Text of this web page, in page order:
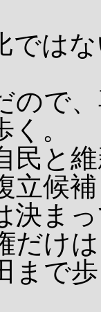
は
で、
。
と
立候
決ま
だけ
まで